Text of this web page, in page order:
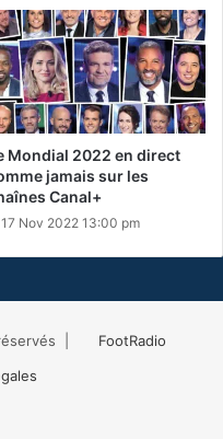
Mondial 2022 en direct
jamais sur les
Canal+
17 Nov 2022 13:00 pm
|
FootRadio